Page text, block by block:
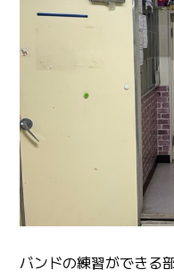
バンドの練習ができる